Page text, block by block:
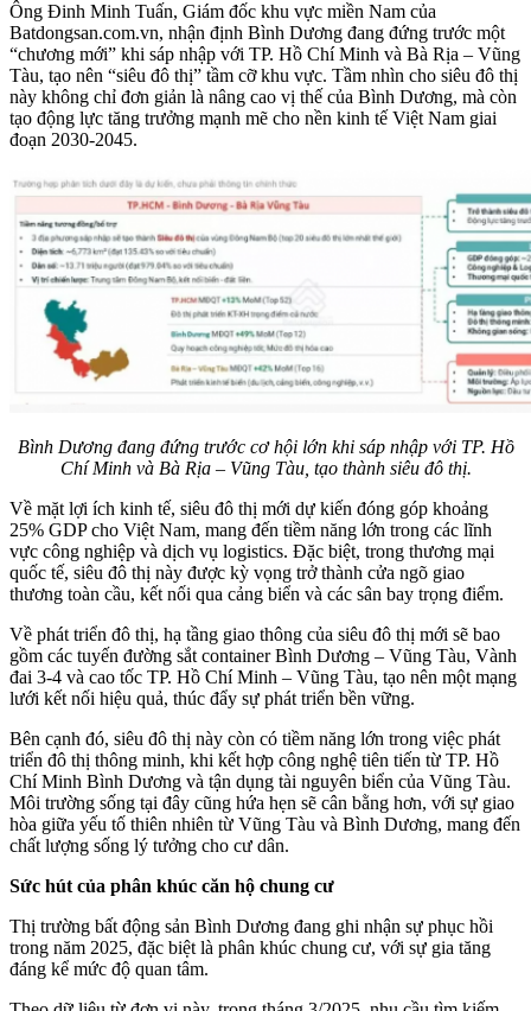
Ông Đinh Minh Tuấn, Giám đốc khu vực miền Nam của
Batdongsan.com.vn, nhận định Bình Dương đang đứng trước một
“chương mới” khi sáp nhập với TP. Hồ Chí Minh và Bà Rịa – Vũng
Tàu, tạo nên “siêu đô thị” tầm cỡ khu vực. Tầm nhìn cho siêu đô thị
này không chỉ đơn giản là nâng cao vị thế của Bình Dương, mà còn
tạo động lực tăng trưởng mạnh mẽ cho nền kinh tế Việt Nam giai
đoạn 2030-2045.
Bình Dương đang đứng trước cơ hội lớn khi sáp nhập với TP. Hồ
Chí Minh và Bà Rịa – Vũng Tàu, tạo thành siêu đô thị.
Về mặt lợi ích kinh tế, siêu đô thị mới dự kiến đóng góp khoảng
25% GDP cho Việt Nam, mang đến tiềm năng lớn trong các lĩnh
vực công nghiệp và dịch vụ logistics. Đặc biệt, trong thương mại
quốc tế, siêu đô thị này được kỳ vọng trở thành cửa ngõ giao
thương toàn cầu, kết nối qua cảng biển và các sân bay trọng điểm.
Về phát triển đô thị, hạ tầng giao thông của siêu đô thị mới sẽ bao
gồm các tuyến đường sắt container Bình Dương – Vũng Tàu, Vành
đai 3-4 và cao tốc TP. Hồ Chí Minh – Vũng Tàu, tạo nên một mạng
lưới kết nối hiệu quả, thúc đẩy sự phát triển bền vững.
Bên cạnh đó, siêu đô thị này còn có tiềm năng lớn trong việc phát
triển đô thị thông minh, khi kết hợp công nghệ tiên tiến từ TP. Hồ
Chí Minh Bình Dương và tận dụng tài nguyên biển của Vũng Tàu.
Môi trường sống tại đây cũng hứa hẹn sẽ cân bằng hơn, với sự giao
hòa giữa yếu tố thiên nhiên từ Vũng Tàu và Bình Dương, mang đến
chất lượng sống lý tưởng cho cư dân.
Sức hút của phân khúc căn hộ chung cư
Thị trường bất động sản Bình Dương đang ghi nhận sự phục hồi
trong năm 2025, đặc biệt là phân khúc chung cư, với sự gia tăng
đáng kể mức độ quan tâm.